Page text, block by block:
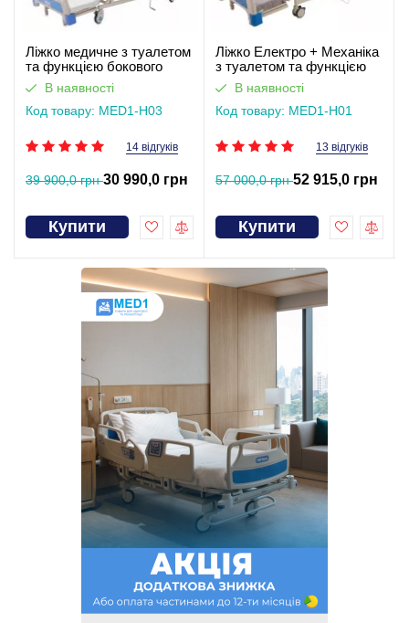
Ліжко медичне з туалетом
та функцією бокового
перевороту для
тяжкохворих (відеоогляд)
В наявності
Код товару: MED1-H03
14 відгуків
39 900,0 грн30 990,0 грн
Купити
Ліжко Електро + Механіка
з туалетом та функцією
бокового перевороту для
тяжкохворих. Працює без
світла
В наявності
Код товару: MED1-H01
13 відгуків
57 000,0 грн52 915,0 грн
Купити